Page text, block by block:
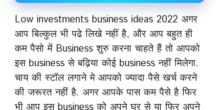
Low investments business ideas 2022 अगर
आप बिल्कुल भी पढे लिखे नहीं है, और आप बहुत ही
कम पैसो में Business शुरु करना चाहते हैं तो आपको
इस business से बढ़िया कोई business नहीं मिलेगा.
चाय की स्टॉल लगाने मे आपको ज्यादा पैसे खर्च करने
की जरूरत नहीं है. अगर आपके पास कम पैसे है फिर